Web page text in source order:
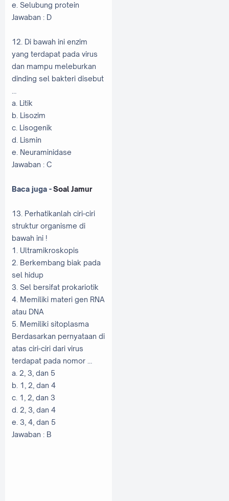
e. Selubung protein
Jawaban : D
12. Di bawah ini enzim
yang terdapat pada virus
dan mampu meleburkan
dinding sel bakteri disebut
a. Litik
b. Lisozim
c. Lisogenik
d. Lismin
e. Neuraminidase
Jawaban : C
Baca juga -Soal Jamur
13. Perhatikanlah ciri-ciri
struktur organisme di
bawah ini !
1. Ultramikroskopis
2. Berkembang biak pada
sel hidup
3. Sel bersifat prokariotik
4. Memiliki materi gen RNA
atau DNA
5. Memiliki sitoplasma
Berdasarkan pernyataan di
atas ciri-ciri dari virus
terdapat pada nomor …
a. 2, 3, dan 5
b. 1, 2, dan 4
c. 1, 2, dan 3
d. 2, 3, dan 4
e. 3, 4, dan 5
Jawaban : B